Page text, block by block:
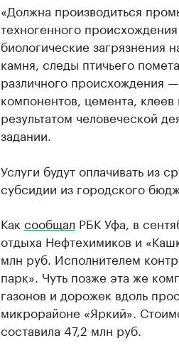
«Должна производиться
техногенного
биологические загрязнения
камня, следы птичьего
различного происхождения
компонентов, цемента,
результатом человеческой
задании.
Услуги будут оплачивать из
субсидии из городского
Как сообщал РБК Уфа, в
отдыха Нефтехимиков и
млн руб. Исполнителем
парк». Чуть позже эта же
газонов и дорожек вдоль
микрорайоне «Яркий».
составила 47,2 млн руб.